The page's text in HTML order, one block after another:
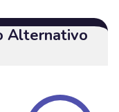
Alternativo